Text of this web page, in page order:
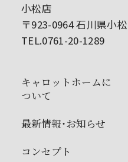
小松店
〒923-0964 石川県小
TEL.0761-20-1289
キャロットホームに
ついて
最新情報・お知らせ
コンセプト